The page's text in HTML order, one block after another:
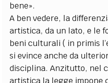
bene».
A ben vedere, la
artistica, da un lato, e le
beni culturali ( in primis
si evince anche da
disciplina. Anzitutto, nel
artistica la legge impone